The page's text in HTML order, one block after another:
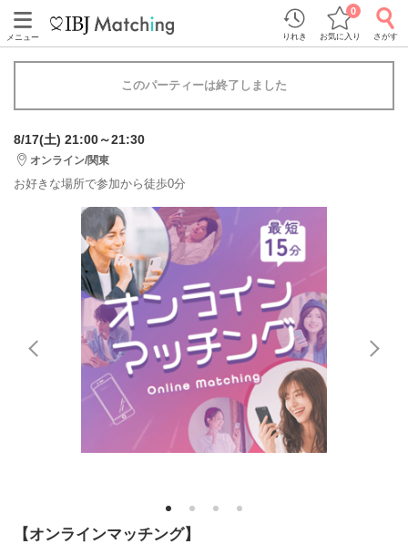
メニュー りれき お気に入り
0
さがす
このパーティーは終了しました
8/17(土) 21:00～21:30
オンライン/関東
お好きな場所で参加から徒歩0分
1 2 3 4
【オンラインマッチング】